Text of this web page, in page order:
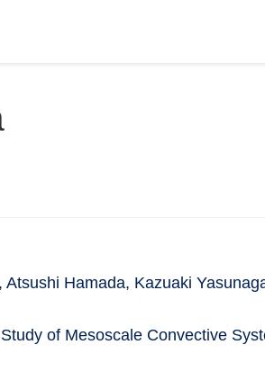
Hamada, Kazuaki
of Mesoscale Convective